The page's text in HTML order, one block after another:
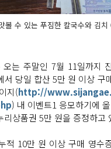
볼 수 있는 푸짐한 칼국수와 김
오는 주말인 7월 11일까지
서 당일 합산 5만 원 이상 구
지(http://
) 내 이벤트1 응모하기에
리상품권 5만 원을 증정하고
적 10만 원 이상 구매 영수